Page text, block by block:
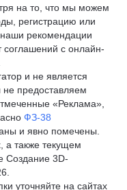
на то, что мы можем
регистрацию или
наши рекомендации
соглашений с онлайн-
и не является
предоставляем
«Реклама»,
ФЗ-38
и явно помечены.
а также текущем
Создание 3D-
уточняйте на сайтах